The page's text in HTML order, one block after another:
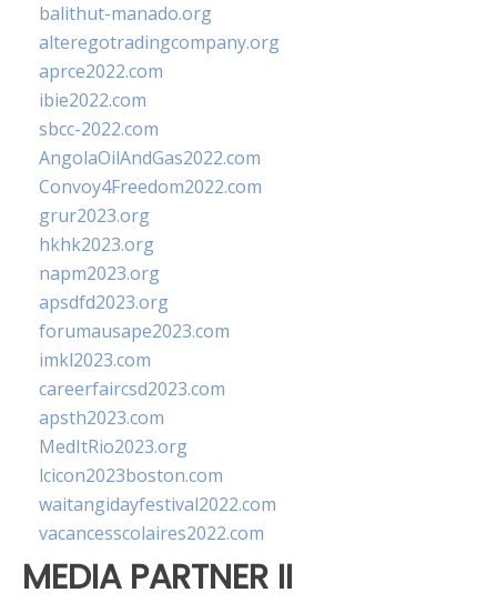
balithut-manado.org
alteregotradingcompany.org
aprce2022.com
ibie2022.com
sbcc-2022.com
AngolaOilAndGas2022.com
Convoy4Freedom2022.com
grur2023.org
hkhk2023.org
napm2023.org
apsdfd2023.org
forumausape2023.com
imkl2023.com
careerfaircsd2023.com
apsth2023.com
MedItRio2023.org
lcicon2023boston.com
waitangidayfestival2022.com
vacancesscolaires2022.com
MEDIA PARTNER II